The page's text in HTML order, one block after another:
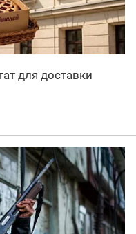
для доставки